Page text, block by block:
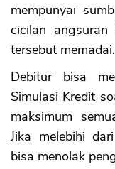
mempunyai
cicilan angsuran
tersebut memadai.
Debitur bisa
Simulasi Kredit
maksimum
Jika melebihi
bisa menolak